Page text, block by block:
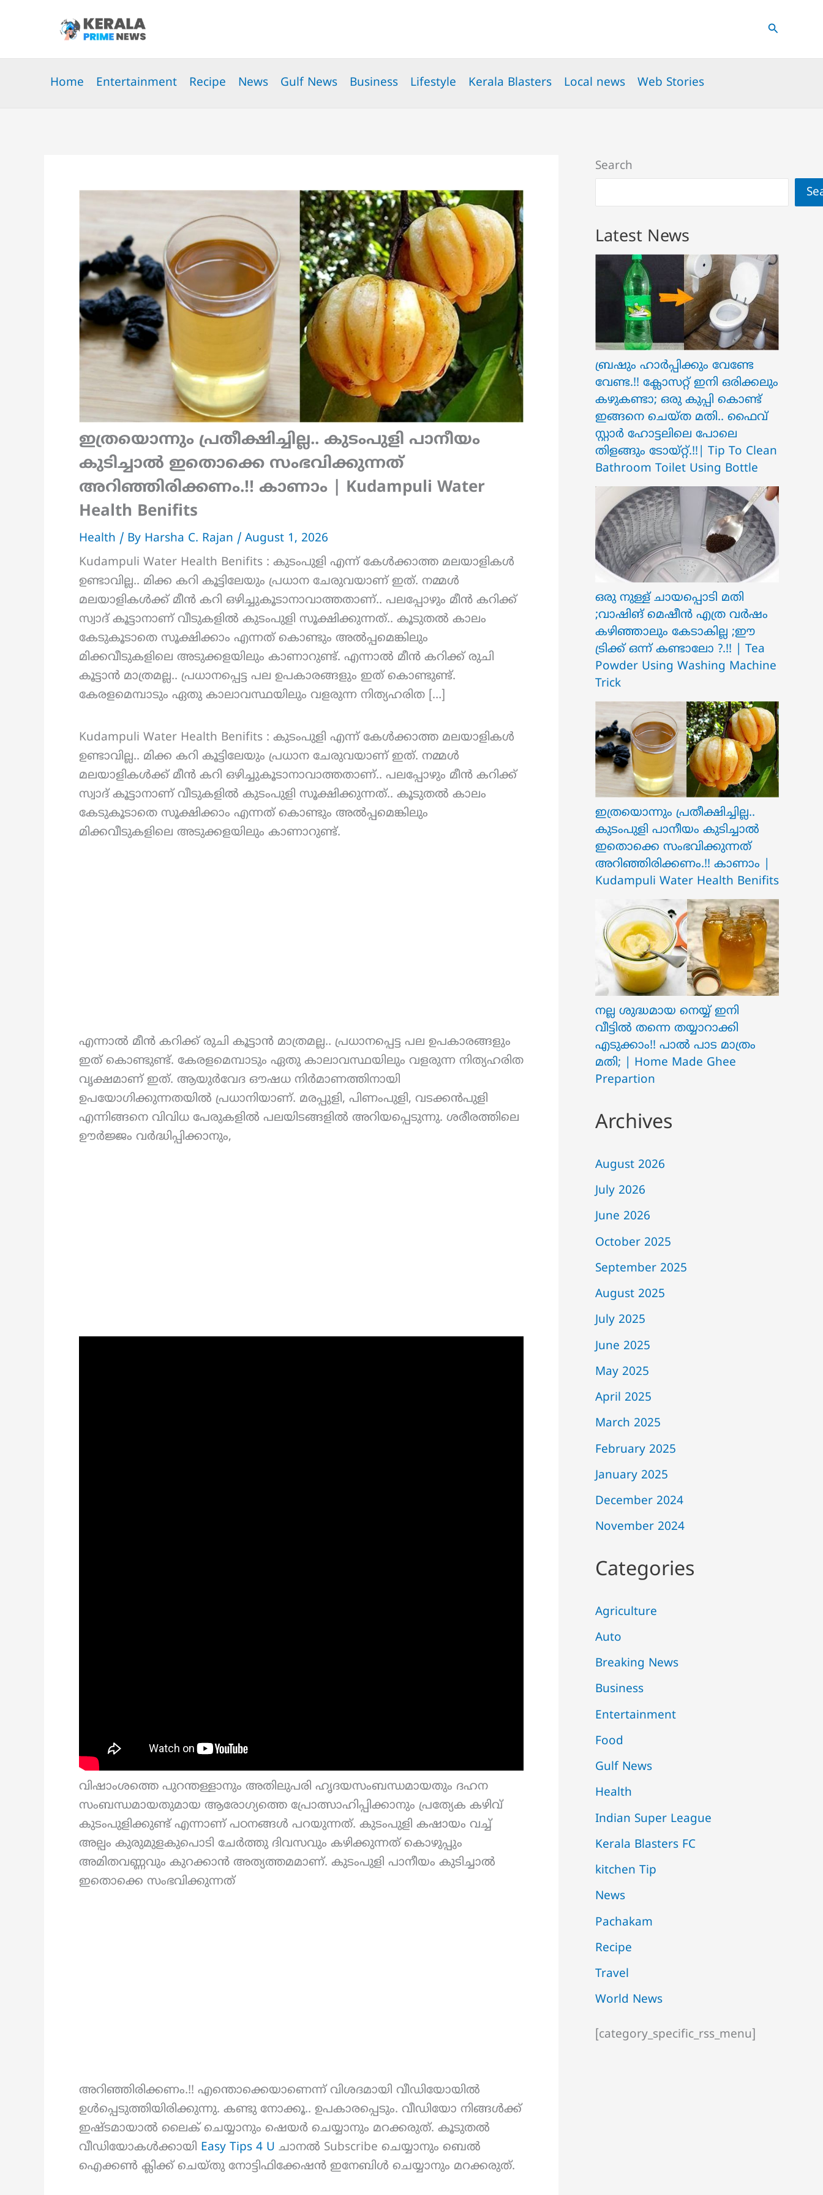
Search
Home Entertainment Recipe News Gulf News Business Lifestyle Kerala Blasters Local news Web Stories
ഇത്രയൊന്നും പ്രതീക്ഷിച്ചില്ല.. ക‍ു‌ടംപുളി പാനീയം
കുടിച്ചാൽ ഇതൊക്കെ സംഭവിക്കുന്നത്
അറിഞ്ഞിരിക്കണം.!! കാണാം | Kudampuli Water
Health Benifits
Health / By Harsha C. Rajan / August 1, 2026
Kudampuli Water Health Benifits : കുടംപുളി എന്ന് കേൾക്കാത്ത മലയാളികൾ
ഉണ്ടാവില്ല.. മിക്ക കറി കൂട്ടിലേയും പ്രധാന ചേരുവയാണ് ഇത്. നമ്മൾ
മലയാളികൾക്ക് മീൻ കറി ഒഴിച്ചുകൂടാനാവാത്തതാണ്.. പലപ്പോഴും മീൻ കറിക്ക്
സ്വാദ് കൂട്ടാനാണ് വീടുകളിൽ കുടംപുളി സൂക്ഷിക്കുന്നത്.. കൂടുതൽ കാലം
കേടുകൂടാതെ സൂക്ഷിക്കാം എന്നത് കൊണ്ടും അൽപ്പമെങ്കിലും
മിക്കവീടുകളിലെ അടുക്കളയിലും കാണാറുണ്ട്. എന്നാൽ മീൻ കറിക്ക് രുചി
കൂട്ടാൻ മാത്രമല്ല.. പ്രധാനപ്പെട്ട പല ഉപകാരങ്ങളും ഇത് കൊണ്ടുണ്ട്.
കേരളമെമ്പാടും ഏതു കാലാവസ്ഥയിലും വളരുന്ന നിത്യഹരിത […]
Kudampuli Water Health Benifits : കുടംപുളി എന്ന് കേൾക്കാത്ത മലയാളികൾ
ഉണ്ടാവില്ല.. മിക്ക കറി കൂട്ടിലേയും പ്രധാന ചേരുവയാണ് ഇത്. നമ്മൾ
മലയാളികൾക്ക് മീൻ കറി ഒഴിച്ചുകൂടാനാവാത്തതാണ്.. പലപ്പോഴും മീൻ കറിക്ക്
സ്വാദ് കൂട്ടാനാണ് വീടുകളിൽ കുടംപുളി സൂക്ഷിക്കുന്നത്.. കൂടുതൽ കാലം
കേടുകൂടാതെ സൂക്ഷിക്കാം എന്നത് കൊണ്ടും അൽപ്പമെങ്കിലും
മിക്കവീടുകളിലെ അടുക്കളയിലും കാണാറുണ്ട്.
എന്നാൽ മീൻ കറിക്ക് രുചി കൂട്ടാൻ മാത്രമല്ല.. പ്രധാനപ്പെട്ട പല ഉപകാരങ്ങളും
ഇത് കൊണ്ടുണ്ട്. കേരളമെമ്പാടും ഏതു കാലാവസ്ഥയിലും വളരുന്ന നിത്യഹരിത
വൃക്ഷമാണ് ഇത്. ആയുർവേദ ഔഷധ നിർമാണത്തിനായി
ഉപയോഗിക്കുന്നതയിൽ പ്രധാനിയാണ്. മരപ്പുളി, പിണംപുളി, വടക്കൻപുളി
എന്നിങ്ങനെ വിവിധ പേരുകളിൽ പലയിടങ്ങളിൽ അറിയപ്പെടുന്നു. ശരീരത്തിലെ
ഊർജ്ജം വർദ്ധിപ്പിക്കാനും,
വിഷാംശത്തെ പുറന്തള്ളാനും അതിലുപരി ഹൃദയസംബന്ധമായതും ദഹന
സംബന്ധമായതുമായ ആരോഗ്യത്തെ പ്രോത്സാഹിപ്പിക്കാനും പ്രത്യേക കഴിവ്
കുടംപുളിക്കുണ്ട് എന്നാണ് പഠനങ്ങൾ പറയുന്നത്. കുടംപുളി കഷായം വച്ച്
അല്പം കുരുമുളകുപൊടി ചേർത്തു ദിവസവും കഴിക്കുന്നത് കൊഴുപ്പും
അമിതവണ്ണവും കുറക്കാൻ അത്യത്തമമാണ്. ക‍ു‌ടംപുളി പാനീയം കുടിച്ചാൽ
ഇതൊക്കെ സംഭവിക്കുന്നത്
അറിഞ്ഞിരിക്കണം.!! എന്തൊക്കെയാണെന്ന് വിശദമായി വീഡിയോയിൽ
ഉൾപ്പെടുത്തിയിരിക്കുന്നു. കണ്ടു നോക്കൂ.. ഉപകാരപ്പെടും. വീഡിയോ നിങ്ങൾക്ക്
ഇഷ്ടമായാൽ ലൈക്‌ ചെയ്യാനും ഷെയർ ചെയ്യാനും മറക്കരുത്. കൂടുതല്‍
വീഡിയോകള്‍ക്കായി Easy Tips 4 U ചാനല്‍ Subscribe ചെയ്യാനും ബെൽ
ഐക്കൺ ക്ലിക്ക് ചെയ്തു നോട്ടിഫിക്കേഷൻ ഇനേബിൾ ചെയ്യാനും മറക്കരുത്.
Search
Latest News
ബ്രഷും ഹാർപ്പിക്കും വേണ്ടേ
വേണ്ട.!! ക്ലോസറ്റ് ഇനി ഒരിക്കലും
കഴുകണ്ടാ; ഒരു കുപ്പി കൊണ്ട്
ഇങ്ങനെ ചെയ്ത മതി.. ഫൈവ്
സ്റ്റാർ ഹോട്ടലിലെ പോലെ
തിളങ്ങും ടോയ്റ്റ്.!!| Tip To Clean
Bathroom Toilet Using Bottle
ഒരു നുള്ള് ചായപ്പൊടി മതി
;വാഷിങ് മെഷീൻ എത്ര വർഷം
കഴിഞ്ഞാലും കേടാകില്ല ;ഈ
ട്രിക്ക് ഒന്ന് കണ്ടാലോ ?.!! | Tea
Powder Using Washing Machine
Trick
ഇത്രയൊന്നും പ്രതീക്ഷിച്ചില്ല..
ക‍ു‌ടംപുളി പാനീയം കുടിച്ചാൽ
ഇതൊക്കെ സംഭവിക്കുന്നത്
അറിഞ്ഞിരിക്കണം.!! കാണാം |
Kudampuli Water Health Benifits
നല്ല ശുദ്ധമായ നെയ്യ് ഇനി
വീട്ടിൽ തന്നെ തയ്യാറാക്കി
എടുക്കാം!! പാൽ പാട മാത്രം
മതി; | Home Made Ghee
Prepartion
Archives
August 2026
July 2026
June 2026
October 2025
September 2025
August 2025
July 2025
June 2025
May 2025
April 2025
March 2025
February 2025
January 2025
December 2024
November 2024
Categories
Agriculture
Auto
Breaking News
Business
Entertainment
Food
Gulf News
Health
Indian Super League
Kerala Blasters FC
kitchen Tip
News
Pachakam
Recipe
Travel
World News
[category_specific_rss_menu]